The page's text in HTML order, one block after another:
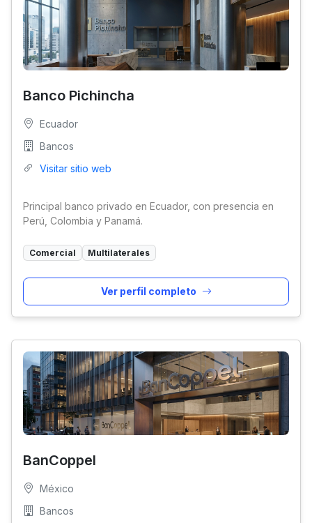
Banco Pichincha
Ecuador
Bancos
Visitar sitio web
Principal banco privado en Ecuador, con presencia en
Perú, Colombia y Panamá.
Comercial Multilaterales
Ver perfil completo
BanCoppel
México
Bancos